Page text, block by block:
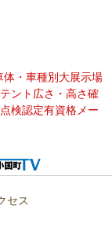
・車種別大展示場
ント広さ・高さ確
検認定有資格メー
セス